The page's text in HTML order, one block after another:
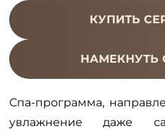
Спа-программа,
увлажнение даже
КУПИТЬ
НАМЕКНУТЬ